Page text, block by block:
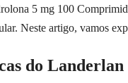
5 mg 100
Neste artigo, vamos
do